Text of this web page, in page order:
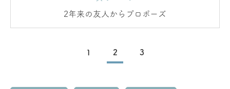
2年来の友人からプロポーズ
1 2 3